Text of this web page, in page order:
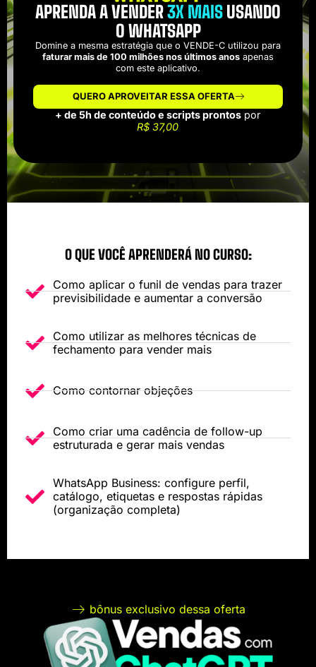
APRENDA A VENDER3X MAIS USANDO
O WHATSAPP
Domine a mesma estratégia que o VENDE-C utilizou para
faturar mais de 100 milhões nos últimos anos apenas
com este aplicativo.
QUERO APROVEITAR ESSA OFERTA
+ de 5h de conteúdo e scripts prontos por
R$ 37,00
O QUE VOCÊ APRENDERÁ NO CURSO:
Como aplicar o funil de vendas para trazer
previsibilidade e aumentar a conversão
Como utilizar as melhores técnicas de
fechamento para vender mais
Como contornar objeções
Como criar uma cadência de follow-up
estruturada e gerar mais vendas
WhatsApp Business: configure perfil,
catálogo, etiquetas e respostas rápidas
(organização completa)
bônus exclusivo dessa oferta